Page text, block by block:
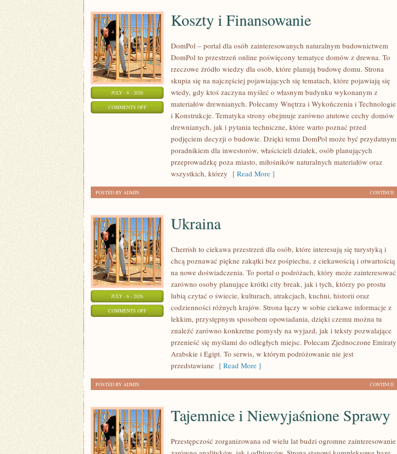
JULY - 8 - 2026
COMMENTS OFFON
FINANSOWANIE
Koszty i Finansowanie
DomPol – portal dla osób zainteresowanych naturalnym budownictwem
DomPol to przestrzeń online poświęcony tematyce domów z drewna. To
rzeczowe źródło wiedzy dla osób, które planują budowę domu. Strona
skupia się na najczęściej pojawiających się tematach, które pojawiają się
wtedy, gdy ktoś zaczyna myśleć o własnym budynku wykonanym z
materiałów drewnianych. Polecamy Wnętrza i Wykończenia i Technologie
i Konstrukcje. Tematyka strony obejmuje zarówno atutowe cechy domów
drewnianych, jak i pytania techniczne, które warto poznać przed
podjęciem decyzji o budowie. Dzięki temu DomPol może być przydatnym
poradnikiem dla inwestorów, właścicieli działek, osób planujących
przeprowadzkę poza miasto, miłośników naturalnych materiałów oraz
wszystkich, którzy [ Read More ]
CONTINUE
POSTED BY ADMIN
JULY - 6 - 2026
COMMENTS OFFON
Ukraina
Cherrish to ciekawa przestrzeń dla osób, które interesują się turystyką i
chcą poznawać piękne zakątki bez pośpiechu, z ciekawością i otwartością
na nowe doświadczenia. To portal o podróżach, który może zainteresować
zarówno osoby planujące krótki city break, jak i tych, którzy po prostu
lubią czytać o świecie, kulturach, atrakcjach, kuchni, historii oraz
codzienności różnych krajów. Strona łączy w sobie ciekawe informacje z
lekkim, przystępnym sposobem opowiadania, dzięki czemu można tu
znaleźć zarówno konkretne pomysły na wyjazd, jak i teksty pozwalające
przenieść się myślami do odległych miejsc. Polecam Zjednoczone Emiraty
Arabskie i Egipt. To serwis, w którym podróżowanie nie jest
przedstawiane [ Read More ]
CONTINUE
POSTED BY ADMIN
Tajemnice i Niewyjaśnione Sprawy
Przestępczość zorganizowana od wielu lat budzi ogromne zainteresowanie